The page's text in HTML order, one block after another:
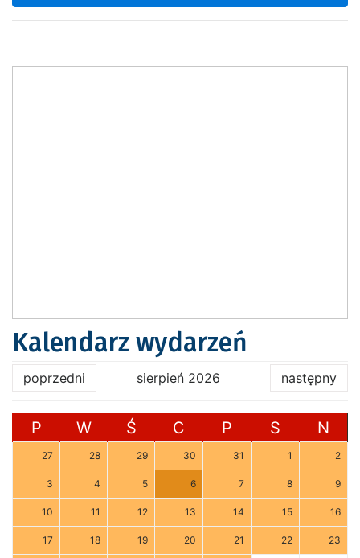
Kalendarz wydarzeń
poprzedni sierpień 2026 następny
P W Ś C P S N
27 28 29 30 31 1 2
3 4 5 6 7 8 9
10 11 12 13 14 15 16
17 18 19 20 21 22 23